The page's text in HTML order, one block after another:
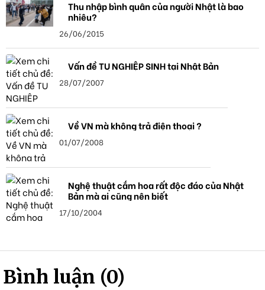
Thu nhập bình quân của người Nhật là bao
nhiêu?
26/06/2015
Vấn đề TU NGHIỆP SINH tại Nhật Bản
28/07/2007
Về VN mà không trả điện thoại ?
01/07/2008
Nghệ thuật cắm hoa rất độc đáo của Nhật
Bản mà ai cũng nên biết
17/10/2004
Bình luận (0)